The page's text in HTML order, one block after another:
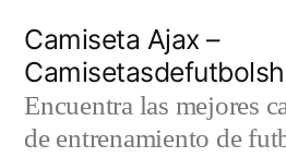
contenido
Camiseta Ajax –
Encuentra las mejores
de entrenamiento de